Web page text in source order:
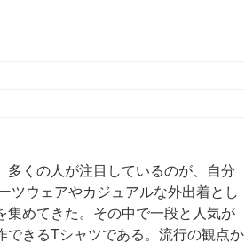
くの人が注目しているのが、自分
ツウェアやカジュアルな外出着とし
集めてきた。その中で一段と人気が
できるTシャツである。流行の観点か